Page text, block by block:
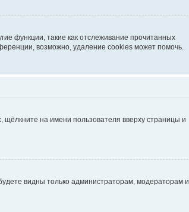
функции, такие как отслеживание прочитанных
возможно, удаление cookies может помочь.
на имени пользователя вверху страницы и
видны только администраторам, модераторам и